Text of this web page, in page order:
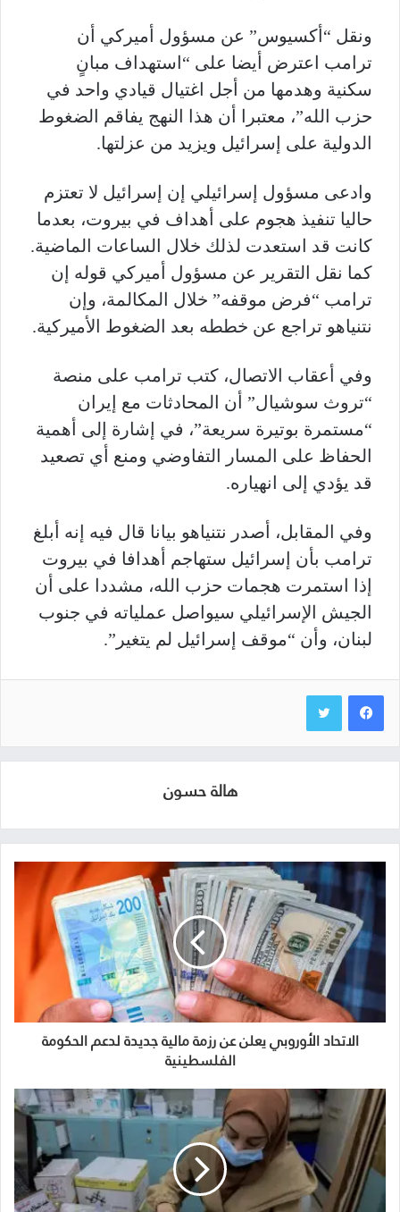
ونقل “أكسيوس” عن مسؤول أميركي أن
ترامب اعترض أيضا على “استهداف مبانٍ
سكنية وهدمها من أجل اغتيال قيادي واحد في
حزب الله”، معتبرا أن هذا النهج يفاقم الضغوط
الدولية على إسرائيل ويزيد من عزلتها.
وادعى مسؤول إسرائيلي إن إسرائيل لا تعتزم
حاليا تنفيذ هجوم على أهداف في بيروت، بعدما
كانت قد استعدت لذلك خلال الساعات الماضية.
كما نقل التقرير عن مسؤول أميركي قوله إن
ترامب “فرض موقفه” خلال المكالمة، وإن
نتنياهو تراجع عن خططه بعد الضغوط الأميركية.
وفي أعقاب الاتصال، كتب ترامب على منصة
“تروث سوشيال” أن المحادثات مع إيران
“مستمرة بوتيرة سريعة”، في إشارة إلى أهمية
الحفاظ على المسار التفاوضي ومنع أي تصعيد
قد يؤدي إلى انهياره.
وفي المقابل، أصدر نتنياهو بيانا قال فيه إنه أبلغ
ترامب بأن إسرائيل ستهاجم أهدافا في بيروت
إذا استمرت هجمات حزب الله، مشددا على أن
الجيش الإسرائيلي سيواصل عملياته في جنوب
لبنان، وأن “موقف إسرائيل لم يتغير”.
هالة حسون
الاتحاد الأوروبي يعلن عن رزمة مالية جديدة لدعم الحكومة
الفلسطينية